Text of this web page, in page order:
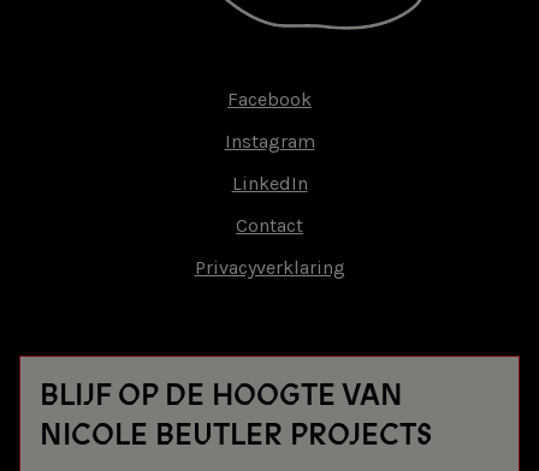
Facebook
Instagram
LinkedIn
Contact
Privacyverklaring
BLIJF OP DE HOOGTE VAN
NICOLE BEUTLER PROJECTS